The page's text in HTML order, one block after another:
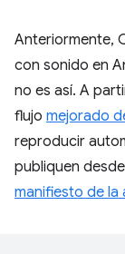
Anteriormente,
con sonido en
no es así. A
flujo mejorado
reproducir
publiquen
manifiesto de la